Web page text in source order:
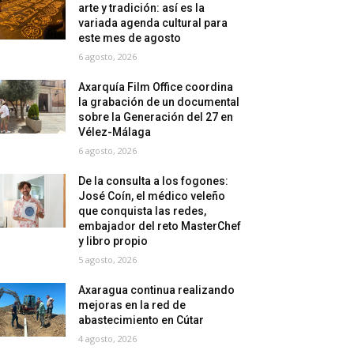
arte y tradición: así es la
variada agenda cultural para
este mes de agosto
6 agosto, 2026
Axarquía Film Office coordina
la grabación de un documental
sobre la Generación del 27 en
Vélez-Málaga
6 agosto, 2026
De la consulta a los fogones:
José Coín, el médico veleño
que conquista las redes,
embajador del reto MasterChef
y libro propio
5 agosto, 2026
Axaragua continua realizando
mejoras en la red de
abastecimiento en Cútar
4 agosto, 2026